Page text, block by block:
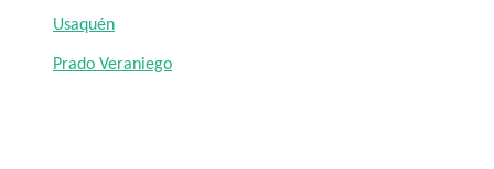
Usaquén
Prado Veraniego